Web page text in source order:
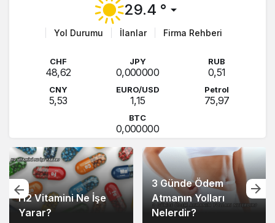
Yerel Haber Sitelerinde Tanıtım Yazısı
Yeni Girişimciler İçin Tanıtım Yazısı
29.4 °
Yol Durumu İlanlar Firma Rehberi
CHF
48,62
JPY
0,000000
RUB
0,51
CNY
5,53
EURO/USD
1,15
Petrol
75,97
BTC
0,000000
H2 Vitamini Ne İşe
Yarar?
3 Günde Ödem
Atmanın Yolları
Nelerdir?